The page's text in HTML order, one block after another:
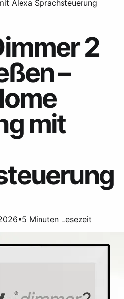
Alexa Sprachsteuerung
2
–
mit
•5 Minuten Lesezeit